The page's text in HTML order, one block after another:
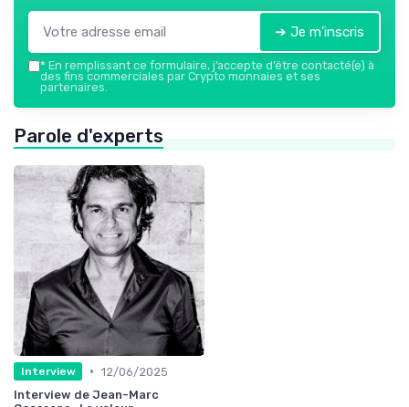
➔ Je m'inscris
* En remplissant ce formulaire, j’accepte d’être contacté(e) à
des fins commerciales par Crypto monnaies et ses
partenaires.
Parole d'experts
Interview • 12/06/2025
Interview de Jean-Marc